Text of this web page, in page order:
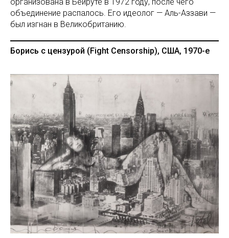
организована в Бейруте в 1972 году, после чего
объединение распалось. Его идеолог — Аль-Аззави —
был изгнан в Великобританию.
Борись с цензурой (Fight Censorship), США, 1970-е